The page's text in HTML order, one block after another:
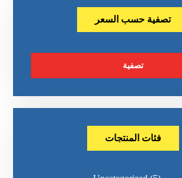
تصفية حسب السعر
تصفية
فئات المنتجات